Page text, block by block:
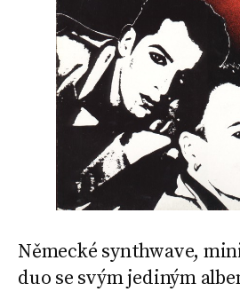
Německé synthwave,
duo se svým jediným